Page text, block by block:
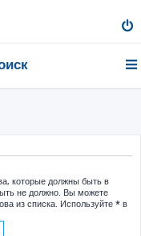
которые должны быть в
не должно. Вы можете
из списка. Используйте * в